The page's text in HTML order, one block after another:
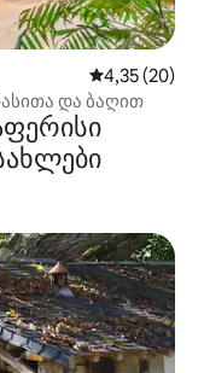
საშუალო
4,35 (20)
და ბაღით